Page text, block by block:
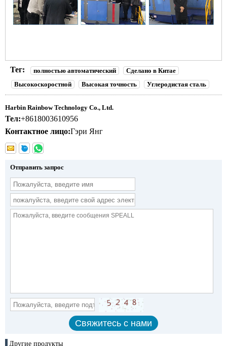
Тег: полностью автоматический
Сделано в Китае
Высокоскоростной
Высокая точность Углеродистая сталь
Harbin Rainbow Technology Co., Ltd.
Тел:+8618003610956
Контактное лицо:Гэри Янг
Отправить запрос
Другие продукты